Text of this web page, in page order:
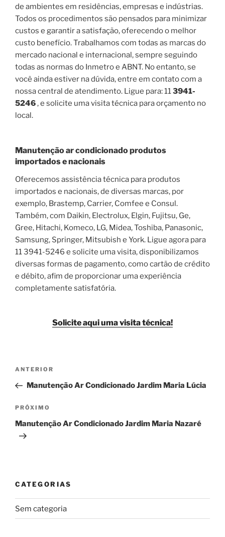
de ambientes em residências, empresas e indústrias.
Todos os procedimentos são pensados para minimizar
custos e garantir a satisfação, oferecendo o melhor
custo benefício. Trabalhamos com todas as marcas do
mercado nacional e internacional, sempre seguindo
todas as normas do Inmetro e ABNT. No entanto, se
você ainda estiver na dúvida, entre em contato com a
nossa central de atendimento. Ligue para: 113941-
5246, e solicite uma visita técnica para orçamento no
local.
Manutenção ar condicionado produtos
importados e nacionais
Oferecemos assistência técnica para produtos
importados e nacionais, de diversas marcas, por
exemplo, Brastemp, Carrier, Comfee e Consul.
Também, com Daikin, Electrolux, Elgin, Fujitsu, Ge,
Gree, Hitachi, Komeco, LG, Midea, Toshiba, Panasonic,
Samsung, Springer, Mitsubish e York. Ligue agora para
11 3941-5246 e solicite uma visita, disponibilizamos
diversas formas de pagamento, como cartão de crédito
e débito, afim de proporcionar uma experiência
completamente satisfatória.
Solicite aqui uma visita técnica!
Navegação
Post
Post
anterior
ANTERIOR
Manutenção Ar Condicionado Jardim Maria Lúcia
Próximo
post
PRÓXIMO
Manutenção Ar Condicionado Jardim Maria Nazaré
CATEGORIAS
Sem categoria